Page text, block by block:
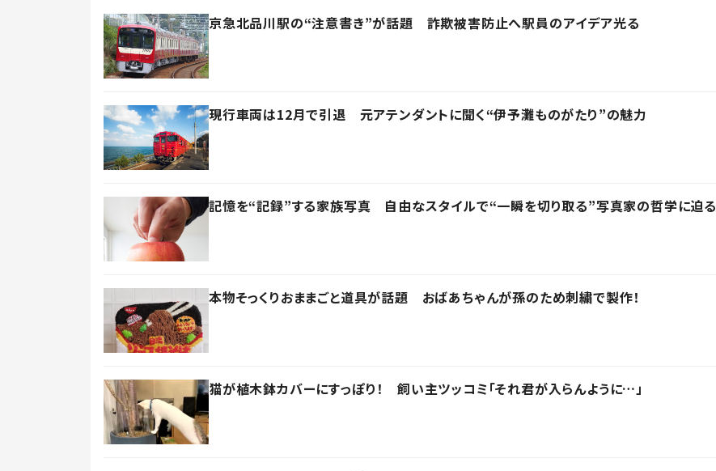
京急北品川駅の“注意書き”が話題 詐欺被害防止へ駅員のアイデア光る
現行車両は12月で引退 元アテンダントに聞く“伊予灘ものがたり”の魅力
記憶を“記録”する家族写真 自由なスタイルで“一瞬を切り取る”写真家の哲学に迫る
本物そっくりおままごと道具が話題 おばあちゃんが孫のため刺繍で製作！
猫が植木鉢カバーにすっぽり！ 飼い主ツッコミ「それ君が入らんように…」